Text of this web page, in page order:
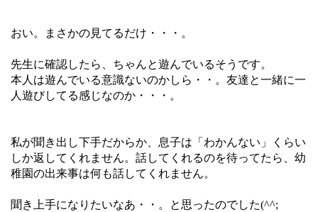
おい。まさかの見てるだけ・・・。
先生に確認したら、ちゃんと遊んでいるそうです。
本人は遊んでいる意識ないのかしら・・。友達と一緒に一
人遊びしてる感じなのか・・・。
私が聞き出し下手だからか、息子は「わかんない」くらい
しか返してくれません。話してくれるのを待ってたら、幼
稚園の出来事は何も話してくれません。
聞き上手になりたいなあ・・。と思ったのでした(^^;